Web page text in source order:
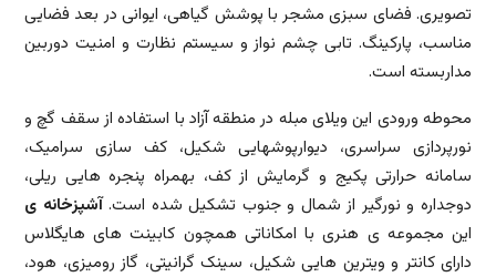
تصویری. فضای سبزی مشجر با پوشش گیاهی، ایوانی در بعد فضایی
مناسب، پارکینگ. تابی چشم نواز و سیستم نظارت و امنیت دوربین
مداربسته است.
محوطه ورودی این ویلای مبله در منطقه آزاد با استفاده از سقف گچ و
نورپردازی سراسری، دیوارپوشهایی شکیل، کف سازی سرامیک،
سامانه حرارتی پکیج و گرمایش از کف، بهمراه پنجره هایی ریلی،
دوجداره و نورگیر از شمال و جنوب تشکیل شده است.آشپزخانه ی
این مجموعه ی هنری با امکاناتی همچون کابینت های هایگلاس
دارای کانتر و ویترین هایی شکیل، سینک گرانیتی، گاز رومیزی، هود،